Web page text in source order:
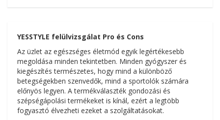
YESSTYLE felülvizsgálat Pro és Cons
Az üzlet az egészséges életmód egyik legértékesebb
megoldása minden tekintetben. Minden gyógyszer és
kiegészítés természetes, hogy mind a különböző
betegségekben szenvedők, mind a sportolók számára
előnyös legyen. A termékválaszték gondozási és
szépségápolási termékeket is kínál, ezért a legtöbb
fogyasztó élvezheti ezeket a szolgáltatásokat.